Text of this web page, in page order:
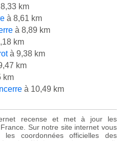
km
à 8,61 km
à 8,89 km
km
à 9,38 km
km
km
à 10,49 km
recense et met à jour les
Sur notre site internet vous
les coordonnées officielles des